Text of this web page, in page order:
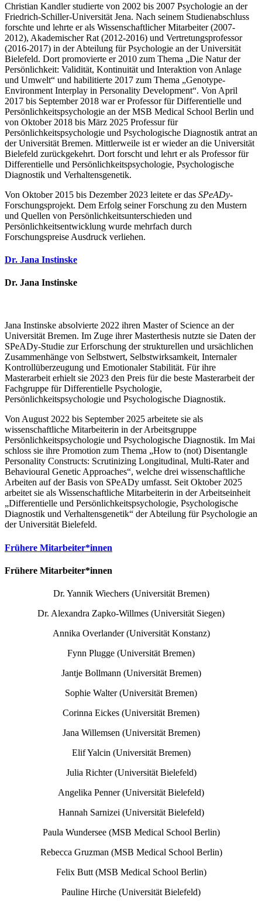
Christian Kandler studierte von 2002 bis 2007 Psychologie an der
Friedrich-Schiller-Universität Jena. Nach seinem Studienabschluss
forschte und lehrte er als Wissenschaftlicher Mitarbeiter (2007-
2012), Akademischer Rat (2012-2016) und Vertretungsprofessor
(2016-2017) in der Abteilung für Psychologie an der Universität
Bielefeld. Dort promovierte er 2010 zum Thema „Die Natur der
Persönlichkeit: Validität, Kontinuität und Interaktion von Anlage
und Umwelt“ und habilitierte 2017 zum Thema „Genotype-
Environment Interplay in Personality Development“. Von April
2017 bis September 2018 war er Professor für Differentielle und
Persönlichkeitspsychologie an der MSB Medical School Berlin und
von Oktober 2018 bis März 2025 Professur für
Persönlichkeitspsychologie und Psychologische Diagnostik antrat an
der Universität Bremen. Mittlerweile ist er wieder an die Universität
Bielefeld zurückgekehrt. Dort forscht und lehrt er als Professor für
Differentielle und Persönlichkeitspsychologie, Psychologische
Diagnostik und Verhaltensgenetik.
Von Oktober 2015 bis Dezember 2023 leitete er das SPeADy-
Forschungsprojekt. Dem Erfolg seiner Forschung zu den Mustern
und Quellen von Persönlichkeitsunterschieden und
Persönlichkeitsentwicklung wurde mehrfach durch
Forschungspreise Ausdruck verliehen.
Dr. Jana Instinske
Dr. Jana Instinske
Jana Instinske absolvierte 2022 ihren Master of Science an der
Universität Bremen. Im Zuge ihrer Masterthesis nutzte sie Daten der
SPeADy-Studie zur Erforschung der strukturellen und ursächlichen
Zusammenhänge von Selbstwert, Selbstwirksamkeit, Internaler
Kontrollüberzeugung und Emotionaler Stabilität. Für ihre
Masterarbeit erhielt sie 2023 den Preis für die beste Masterarbeit der
Fachgruppe für Differentielle Psychologie,
Persönlichkeitspsychologie und Psychologische Diagnostik.
Von August 2022 bis September 2025 arbeitete sie als
wissenschaftliche Mitarbeiterin in der Arbeitsgruppe
Persönlichkeitspsychologie und Psychologische Diagnostik. Im Mai
schloss sie ihre Promotion zum Thema „How to (not) Disentangle
Personality Constructs: Scrutinizing Longitudinal, Multi-Rater and
Behavioural Genetic Approaches“, welche drei wissenschaftliche
Arbeiten auf der Basis von SPeADy umfasst. Seit Oktober 2025
arbeitet sie als Wissenschaftliche Mitarbeiterin in der Arbeitseinheit
„Differentielle und Persönlichkeitspsychologie, Psychologische
Diagnostik und Verhaltensgenetik“ der Abteilung für Psychologie an
der Universität Bielefeld.
Frühere Mitarbeiter*innen
Frühere Mitarbeiter*innen
Dr. Yannik Wiechers (Universität Bremen)
Dr. Alexandra Zapko-Willmes (Universität Siegen)
Annika Overlander (Universität Konstanz)
Fynn Plugge (Universität Bremen)
Jantje Bollmann (Universität Bremen)
Sophie Walter (Universität Bremen)
Corinna Eickes (Universität Bremen)
Jana Willemsen (Universität Bremen)
Elif Yalcin (Universität Bremen)
Julia Richter (Universität Bielefeld)
Angelika Penner (Universität Bielefeld)
Hannah Sarnizei (Universität Bielefeld)
Paula Wundersee (MSB Medical School Berlin)
Rebecca Gruzman (MSB Medical School Berlin)
Felix Butt (MSB Medical School Berlin)
Pauline Hirche (Universität Bielefeld)